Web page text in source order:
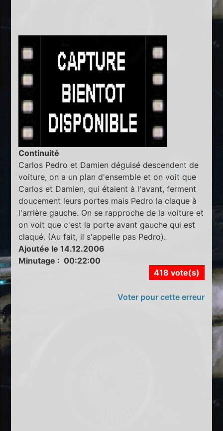
Continuité
Carlos Pedro et Damien déguisé descendent de
voiture, on a un plan d'ensemble et on voit que
Carlos et Damien, qui étaient à l'avant, ferment
doucement leurs portes mais Pedro la claque à
l'arrière gauche. On se rapproche de la voiture et
on voit que c'est la porte avant gauche qui est
claqué. (Au fait, il s'appelle pas Pedro).
Ajoutée le 14.12.2006
Minutage : 00:22:00
418 vote(s)
Voter pour cette erreur